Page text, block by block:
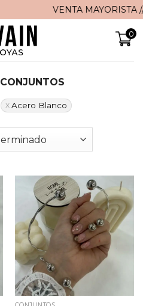
VENTA MAYORISTA // 🚚
0
CONJUNTOS
Acero Blanco